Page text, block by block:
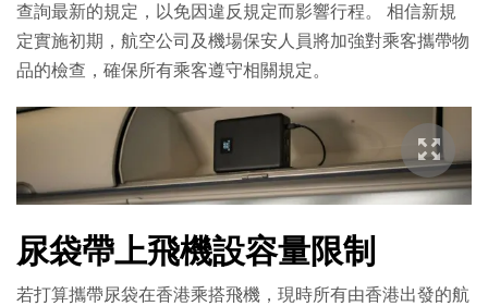
查詢最新的規定，以免因違反規定而影響行程。 相信新規
定實施初期，航空公司及機場保安人員將加強對乘客攜帶物
品的檢查，確保所有乘客遵守相關規定。
尿袋帶上飛機設容量限制
若打算攜帶尿袋在香港乘搭飛機，現時所有由香港出發的航